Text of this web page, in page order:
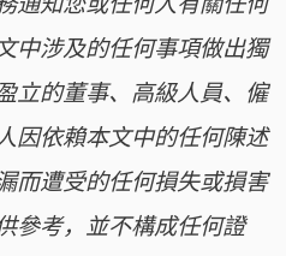
中涉及的任何事項做出獨
立的董事、高級人員、僱
因依賴本文中的任何陳述
而遭受的任何損失或損害
參考，並不構成任何證